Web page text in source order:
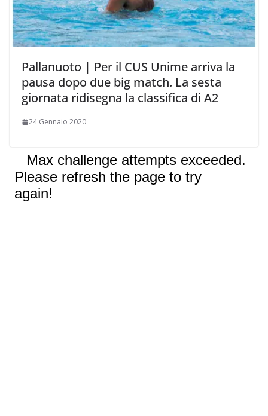
Pallanuoto | Per il CUS Unime arriva la
pausa dopo due big match. La sesta
giornata ridisegna la classifica di A2
24 Gennaio 2020